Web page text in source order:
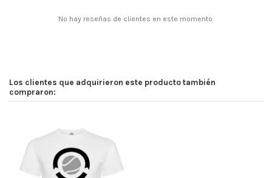
No hay reseñas de clientes en este momento.
Los clientes que adquirieron este producto también
compraron: